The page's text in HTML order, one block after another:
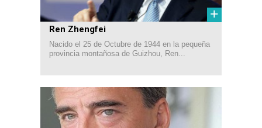
+
Ren Zhengfei
Nacido el 25 de Octubre de 1944 en la pequeña
provincia montañosa de Guizhou, Ren...